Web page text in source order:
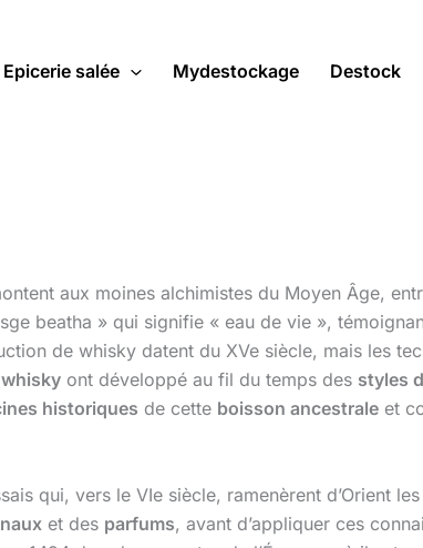
Epicerie salée Mydestockage Destock
aux moines alchimistes du Moyen Âge,
beatha » qui signifie « eau de vie »,
de whisky datent du XVe siècle, mais les
ont développé au fil du temps des styles
historiques de cette boisson ancestrale et
qui, vers le VIe siècle, ramenèrent d’Orient
et des parfums, avant d’appliquer ces